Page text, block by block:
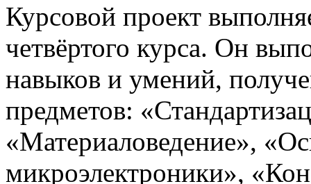
Курсовой проект
четвёртого курса. Он
навыков и умений,
предметов:
«Материаловедение»,
микроэлектроники»,